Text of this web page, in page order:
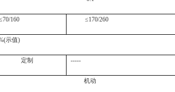
70/160 ≤170/260
示值)
定制 -----
机动